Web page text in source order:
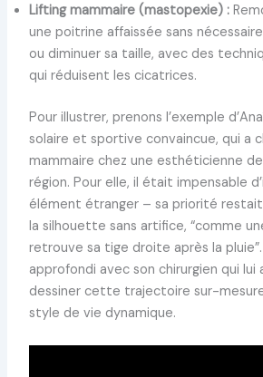
Lifting mammaire (mastopexie) :
une poitrine affaissée sans
ou diminuer sa taille, avec des
qui réduisent les cicatrices.
Pour illustrer, prenons l’exemple
solaire et sportive convaincue, qui a
mammaire chez une esthéticienne
région. Pour elle, il était impensable
élément étranger – sa priorité
la silhouette sans artifice, “comme
retrouve sa tige droite après la
approfondi avec son chirurgien qui lui
dessiner cette trajectoire sur-
style de vie dynamique.